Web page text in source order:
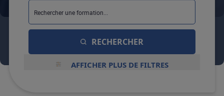
RECHERCHER
AFFICHER PLUS DE FILTRES